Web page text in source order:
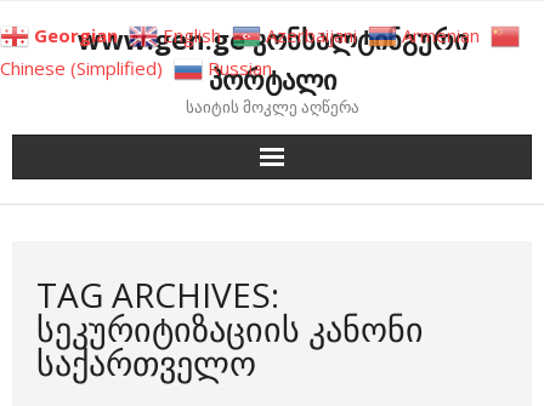
to
content
www.gen.ge კონსალტინგური
პორტალი
საიტის მოკლე აღწერა
TAG ARCHIVES:
ᲡᲔᲙᲣᲠᲘᲢᲘᲖᲐᲪᲘᲘᲡ ᲙᲐᲜᲝᲜᲘ
ᲡᲐᲥᲐᲠᲗᲕᲔᲚᲝ
Georgian English Azerbaijani
Armenian
Chinese (Simplified)
Russian